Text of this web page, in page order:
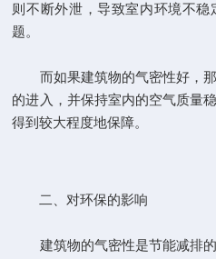
则不断外泄，导致室内环境不
题。
而如果建筑物的气密性好，那
的进入，并保持室内的空气质量
得到较大程度地保障。
二、对环保的影响
建筑物的气密性是节能减排的